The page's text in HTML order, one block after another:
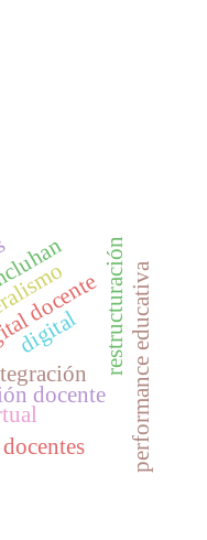
docente
digital restructuraciónperformance educativa